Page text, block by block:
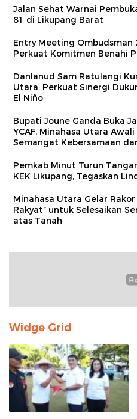
Jalan Sehat Warnai
81 di Likupang Barat
Entry Meeting Ombudsman
Perkuat Komitmen Benahi
Danlanud Sam Ratulangi
Utara: Perkuat Sinergi
El Niño
Bupati Joune Ganda Buka
YCAF, Minahasa Utara
Semangat Kebersamaan
Pemkab Minut Turun
KEK Likupang, Tegaskan
Minahasa Utara Gelar Rakor
Rakyat” untuk Selesaikan
atas Tanah
Widge Grid